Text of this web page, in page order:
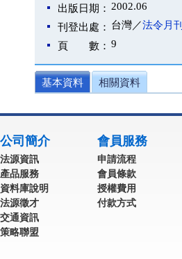
出版日期： 2002.06
刊登出處： 台灣／法令月刊
頁 數： 9
基本資料 相關資料
公司簡介
法源資訊
產品服務
資料庫說明
法源徵才
交通資訊
策略聯盟
會員服務
申請流程
會員條款
授權費用
付款方式